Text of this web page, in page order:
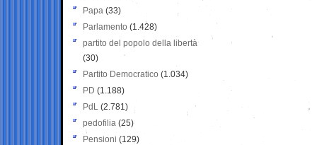
Papa (33)
Parlamento (1.428)
partito del popolo della libertà
(30)
Partito Democratico (1.034)
PD (1.188)
PdL (2.781)
pedofilia (25)
Pensioni (129)